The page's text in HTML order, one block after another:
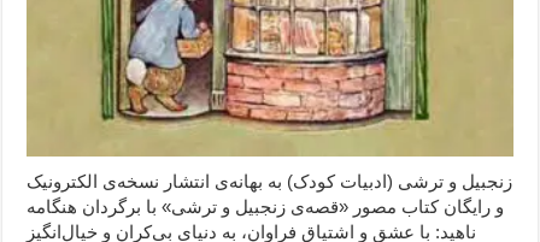
زنجبیل و ترشی (ادبیات کودک) به بهانه‌ی انتشار نسخه‌ی الکترونیک
و رایگان کتاب مصور «قصه‌ی زنجبیل و ترشی» با برگردان هنگامه
ناهید: با عشق و اشتیاق فراوان، به دنیای بی‌کران و خیال‌انگیز